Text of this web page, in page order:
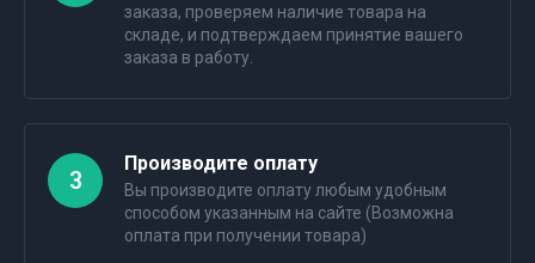
заказа, проверяем наличие товара на
складе, и подтверждаем принятие вашего
заказа в работу.
3
Производите оплату
Вы производите оплату любым удобным
способом указанным на сайте (Возможна
оплата при получении товара)